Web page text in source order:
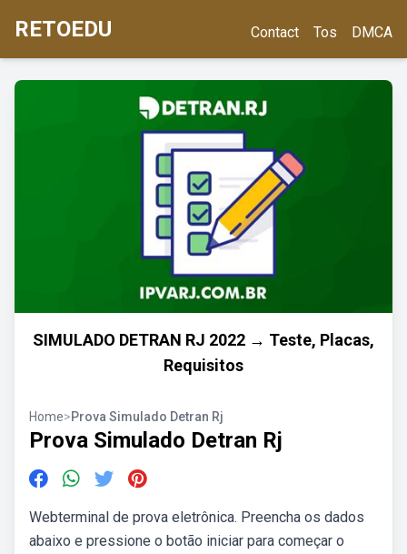
RETOEDU Contact Tos DMCA
SIMULADO DETRAN RJ 2022 → Teste, Placas,
Requisitos
Home>Prova Simulado Detran Rj
Prova Simulado Detran Rj
Webterminal de prova eletrônica. Preencha os dados
abaixo e pressione o botão iniciar para começar o